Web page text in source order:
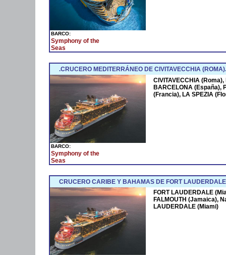
BARCO:
Symphony of the
Seas
.CRUCERO MEDITERRÁNEO DE CIVITAVECCHIA (ROMA).
BARCO:
Symphony of the
Seas
CIVITAVECCHIA
BARCELONA (España),
(Francia), LA SPEZIA
CRUCERO CARIBE Y BAHAMAS DE FORT
FORT LAUDERDALE
FALMOUTH (Jamaica),
LAUDERDALE (Miami)